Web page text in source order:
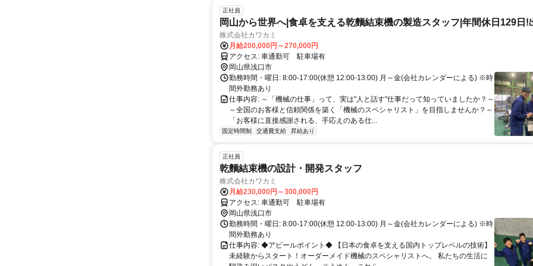
正社員
岡山から世界へ|食卓を支える乾麵結束機の製造スタッフ|年間休日129日!
株式会社カワカミ
月給200,000円～270,000円
アクセス: 車通勤可 駐車場有
岡山県浅口市
勤務時間・曜日: 8:00-17:00(休憩 12:00-13:00) 月～金(会社カレンダーによる) ※時
間外勤務あり
仕事内容: ～「機械の仕事」って、実は"人と話す"仕事だって知っていましたか？～
～全国のお客様と信頼関係を築く「機械のスペシャリスト」を目指しませんか？～
「お客様に直接感謝される、手応えのある仕...
固定時間制 交通費支給 昇給あり
正社員
乾麵結束機の設計・開発スタッフ
株式会社カワカミ
月給230,000円～300,000円
アクセス: 車通勤可 駐車場有
岡山県浅口市
勤務時間・曜日: 8:00-17:00(休憩 12:00-13:00) 月～金(会社カレンダーによる) ※時
間外勤務あり
仕事内容: ◆アピールポイント◆ 【日本の食卓を支える国内トップレベルの技術】
未経験からスタート！オーダーメイド機械のスペシャリストへ。 私たちの生活に